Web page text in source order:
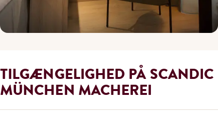
TILGÆNGELIGHED PÅ SCANDIC
MÜNCHEN MACHEREI